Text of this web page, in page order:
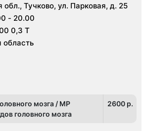
обл., Тучково, ул. Парковая, д. 25
- 20.00
0,3 Т
область
мозга / МР
головного мозга
2600 p.